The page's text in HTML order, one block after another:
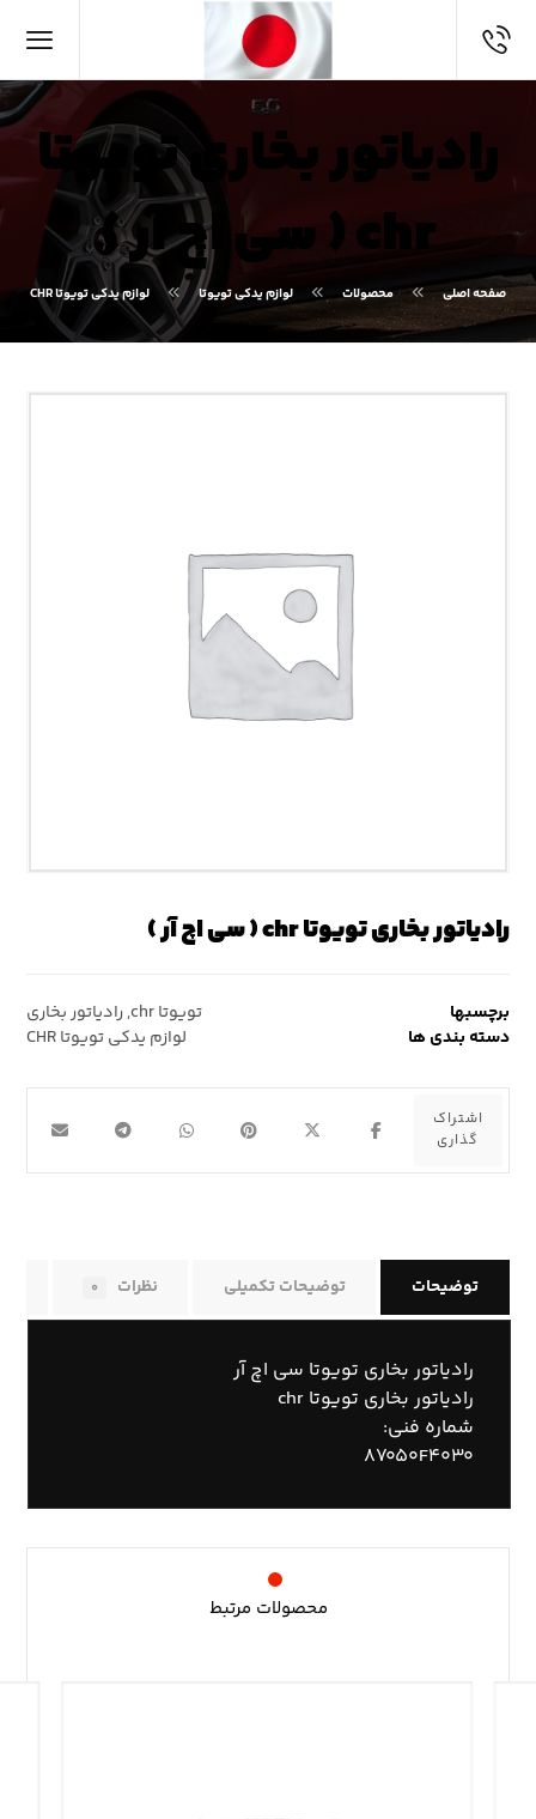
رادیاتور بخاری تویوتا
chr ( سی اچ آر )
صفحه اصلی محصولات لوازم یدکی تویوتا لوازم یدکی تویوتا CHR
رادیاتور بخاری تویوتا chr ( سی اچ آر )
برچسبها تویوتا chr ,رادیاتور بخاری
دسته بندی ها
لوازم یدکی تویوتا CHR
توضیحات توضیحات تکمیلی نظرات ۰
رادیاتور بخاری تویوتا سی اچ آر
رادیاتور بخاری تویوتا chr
شماره فنی:
۸۷۰۵۰F۴۰۳۰
محصولات مرتبط